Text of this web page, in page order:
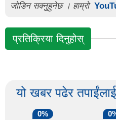
जोडिन सक्नुहुनेछ । हाम्रो
प्रतिक्रिया दिनुहोस्
यो खबर पढेर
0%